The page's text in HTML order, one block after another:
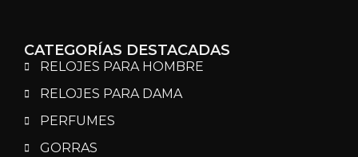
CATEGORÍAS DESTACADAS
RELOJES PARA HOMBRE
RELOJES PARA DAMA
PERFUMES
GORRAS